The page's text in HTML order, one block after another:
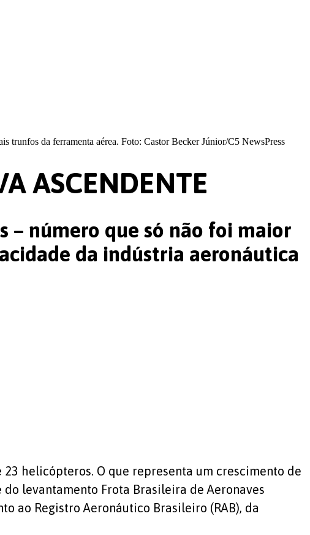
trunfos da ferramenta aérea. Foto: Castor Becker Júnior/C5 NewsPress
ASCENDENTE
– número que só não foi maior
da indústria aeronáutica
helicópteros. O que representa um crescimento de
levantamento Frota Brasileira de Aeronaves
ao Registro Aeronáutico Brasileiro (RAB), da